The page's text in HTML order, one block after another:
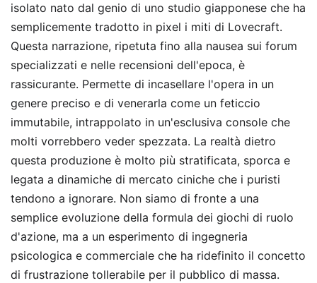
isolato nato dal genio di uno studio giapponese che ha
semplicemente tradotto in pixel i miti di Lovecraft.
Questa narrazione, ripetuta fino alla nausea sui forum
specializzati e nelle recensioni dell'epoca, è
rassicurante. Permette di incasellare l'opera in un
genere preciso e di venerarla come un feticcio
immutabile, intrappolato in un'esclusiva console che
molti vorrebbero veder spezzata. La realtà dietro
questa produzione è molto più stratificata, sporca e
legata a dinamiche di mercato ciniche che i puristi
tendono a ignorare. Non siamo di fronte a una
semplice evoluzione della formula dei giochi di ruolo
d'azione, ma a un esperimento di ingegneria
psicologica e commerciale che ha ridefinito il concetto
di frustrazione tollerabile per il pubblico di massa.